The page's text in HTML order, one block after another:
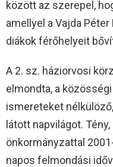
között az szerepel,
amellyel a Vajda
diákok férőhelyeit
A 2. sz. háziorvosi
elmondta, a
ismereteket
látott napvilágot.
önkormányzattal
napos felmondási